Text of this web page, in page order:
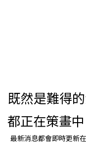
既然是難得
都正在策畫
最新消息都會即時更新